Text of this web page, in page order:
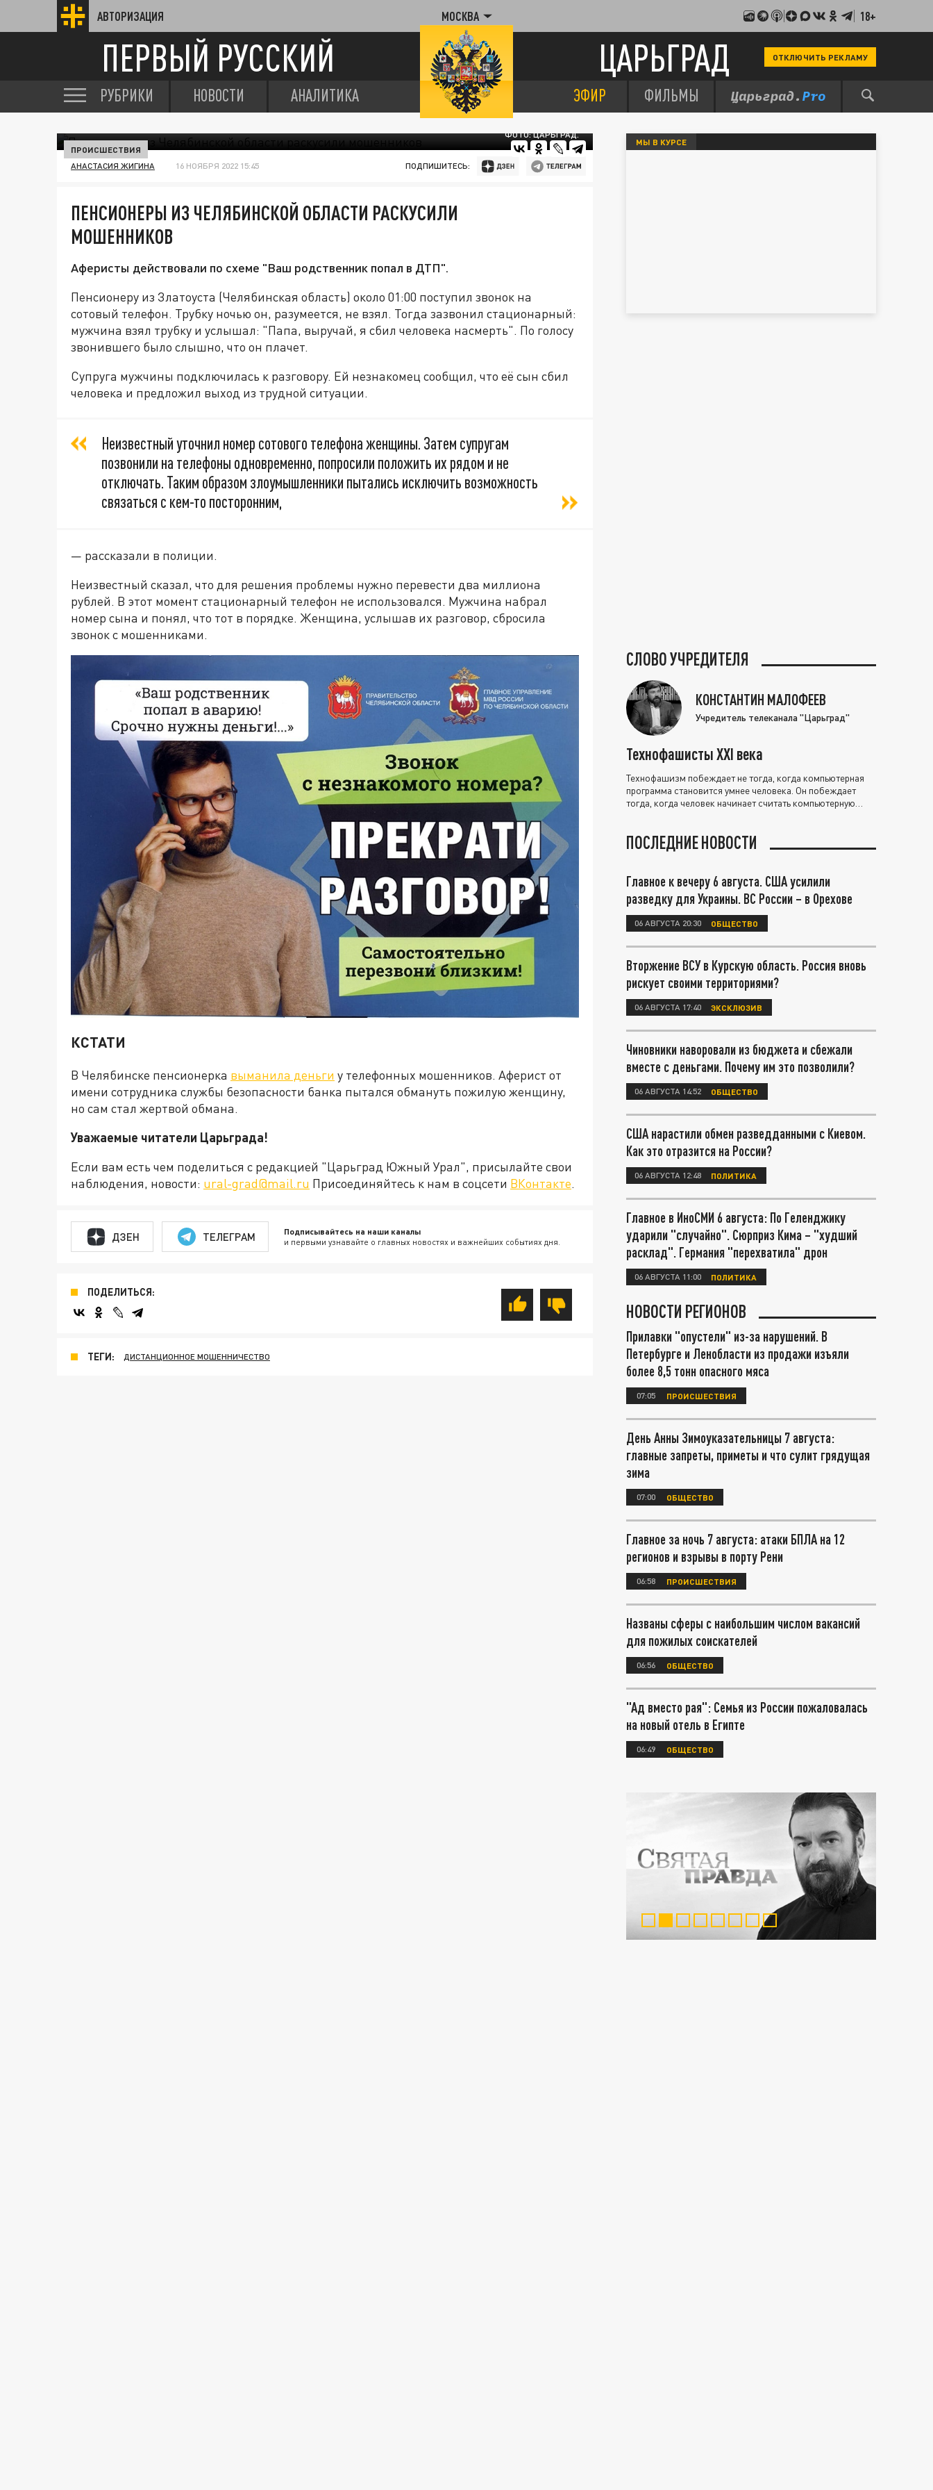
АВТОРИЗАЦИЯ МОСКВА 18+
ПЕРВЫЙ РУССКИЙ ЦАРЬГРАД ОТКЛЮЧИТЬ РЕКЛАМУ
РУБРИКИ НОВОСТИ АНАЛИТИКА ЭФИР ФИЛЬМЫ
ФОТО: ЦАРЬГРАД.
ПРОИСШЕСТВИЯ
АНАСТАСИЯ ЖИГИНА 16 НОЯБРЯ 2022 15:45 ПОДПИШИТЕСЬ:
ПЕНСИОНЕРЫ ИЗ ЧЕЛЯБИНСКОЙ ОБЛАСТИ РАСКУСИЛИ
МОШЕННИКОВ
Аферисты действовали по схеме "Ваш родственник попал в ДТП".
Пенсионеру из Златоуста (Челябинская область) около 01:00 поступил звонок на
сотовый телефон. Трубку ночью он, разумеется, не взял. Тогда зазвонил стационарный:
мужчина взял трубку и услышал: "Папа, выручай, я сбил человека насмерть". По голосу
звонившего было слышно, что он плачет.
Супруга мужчины подключилась к разговору. Ей незнакомец сообщил, что её сын сбил
человека и предложил выход из трудной ситуации.
Неизвестный уточнил номер сотового телефона женщины. Затем супругам
позвонили на телефоны одновременно, попросили положить их рядом и не
отключать. Таким образом злоумышленники пытались исключить возможность
связаться с кем-то посторонним,
— рассказали в полиции.
Неизвестный сказал, что для решения проблемы нужно перевести два миллиона
рублей. В этот момент стационарный телефон не использовался. Мужчина набрал
номер сына и понял, что тот в порядке. Женщина, услышав их разговор, сбросила
звонок с мошенниками.
КСТАТИ
В Челябинске пенсионерка выманила деньги у телефонных мошенников. Аферист от
имени сотрудника службы безопасности банка пытался обмануть пожилую женщину,
но сам стал жертвой обмана.
Уважаемые читатели Царьграда!
Если вам есть чем поделиться с редакцией "Царьград Южный Урал", присылайте свои
наблюдения, новости: ural-grad@mail.ru Присоединяйтесь к нам в соцсети ВКонтакте.
ДЗЕН ТЕЛЕГРАМ Подписывайтесь на наши каналы
и первыми узнавайте о главных новостях и важнейших событиях дня.
ПОДЕЛИТЬСЯ:
ТЕГИ: ДИСТАНЦИОННОЕ МОШЕННИЧЕСТВО
МЫ В КУРСЕ
СЛОВО УЧРЕДИТЕЛЯ
КОНСТАНТИН МАЛОФЕЕВ
Учредитель телеканала "Царьград"
Технофашисты XXI века
Технофашизм побеждает не тогда, когда компьютерная
программа становится умнее человека. Он побеждает
тогда, когда человек начинает считать компьютерную
ПОСЛЕДНИЕ НОВОСТИ
Главное к вечеру 6 августа. США усилили
разведку для Украины. ВС России – в Орехове
06 АВГУСТА 20:30 ОБЩЕСТВО
Вторжение ВСУ в Курскую область. Россия вновь
рискует своими территориями?
06 АВГУСТА 17:40 ЭКСКЛЮЗИВ
Чиновники наворовали из бюджета и сбежали
вместе с деньгами. Почему им это позволили?
06 АВГУСТА 14:52 ОБЩЕСТВО
США нарастили обмен разведданными с Киевом.
Как это отразится на России?
06 АВГУСТА 12:48 ПОЛИТИКА
Главное в ИноСМИ 6 августа: По Геленджику
ударили "случайно". Сюрприз Кима – "худший
расклад". Германия "перехватила" дрон
06 АВГУСТА 11:00 ПОЛИТИКА
НОВОСТИ РЕГИОНОВ
Прилавки "опустели" из-за нарушений. В
Петербурге и Ленобласти из продажи изъяли
более 8,5 тонн опасного мяса
07:05 ПРОИСШЕСТВИЯ
День Анны Зимоуказательницы 7 августа:
главные запреты, приметы и что сулит грядущая
зима
07:00 ОБЩЕСТВО
Главное за ночь 7 августа: атаки БПЛА на 12
регионов и взрывы в порту Рени
06:58 ПРОИСШЕСТВИЯ
Названы сферы с наибольшим числом вакансий
для пожилых соискателей
06:56 ОБЩЕСТВО
"Ад вместо рая": Семья из России пожаловалась
на новый отель в Египте
06:49 ОБЩЕСТВО